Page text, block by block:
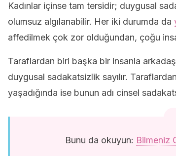
Kadınlar içinse tam tersidir; duygusal
olumsuz algılanabilir. Her iki durumda da
affedilmek çok zor olduğundan, çoğu
Taraflardan biri başka bir insanla
duygusal sadakatsizlik sayılır.
yaşadığında ise bunun adı cinsel
Bunu da okuyun: Bilmeniz